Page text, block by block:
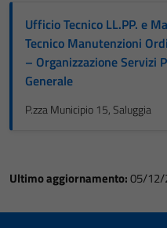
Ufficio Tecnico LL.PP. e
Tecnico Manutenzioni
– Organizzazione Servizi
Generale
P.zza Municipio 15, Saluggia
Ultimo aggiornamento:05/12/